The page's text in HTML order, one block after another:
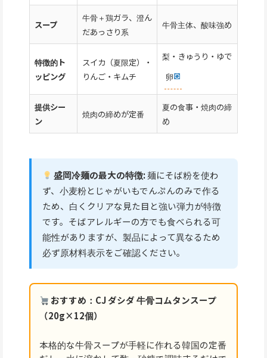
スープ
牛骨＋鶏ガラ、澄ん
だあっさり系
牛骨主体、酸味強め
特徴的ト
ッピング
スイカ（夏限定）・
りんご・キムチ
梨・きゅうり・ゆで
卵
提供シー
ン
焼肉の締めが定番
夏の食事・焼肉の締
め
盛岡冷麺の最大の特徴:麺にそば粉を使わ
ず、小麦粉とじゃがいもでんぷんのみで作る
ため、白くクリアな見た目と強い弾力が特徴
です。そばアレルギーの方でも食べられる可
能性がありますが、製品によって異なるため
必ず原材料表示をご確認ください。
おすすめ：CJ ダシダ 牛骨コムタンスープ
（20g×12個）
本格的な牛骨スープが手軽に作れる韓国の定番